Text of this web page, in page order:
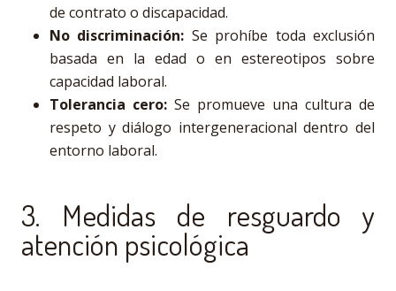
de contrato o discapacidad.
No discriminación: Se prohíbe toda exclusión
basada en la edad o en estereotipos sobre
capacidad laboral.
Tolerancia cero: Se promueve una cultura de
respeto y diálogo intergeneracional dentro del
entorno laboral.
3. Medidas de resguardo y
atención psicológica